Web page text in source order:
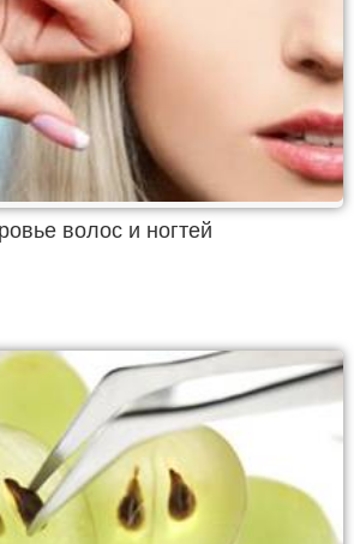
волос и ногтей